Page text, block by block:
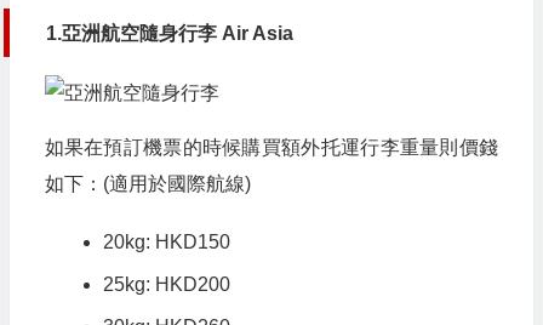
1.亞洲航空隨身行李 Air Asia
如果在預訂機票的時候購買額外托運行李重量則價錢
如下：(適用於國際航線)
20kg: HKD150
25kg: HKD200